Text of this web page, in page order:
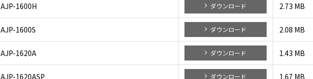
AJP-1600H ダウンロード 2.73 MB
AJP-1600S ダウンロード 2.08 MB
AJP-1620A ダウンロード 1.43 MB
AJP-1620ASP ダウンロード 1.67 MB